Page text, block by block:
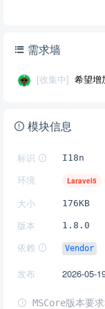
需求墙
[收集中] 希望增
模块信息
标识 I18n
环境 Laravel5
大小 176KB
版本 1.8.0
依赖 Vendor
发布 2026-05-
MSCore版本要